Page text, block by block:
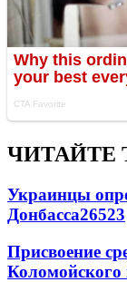
ЧИТАЙТЕ
Украинцы
Донбасса26523
Присвоение
Коломойского